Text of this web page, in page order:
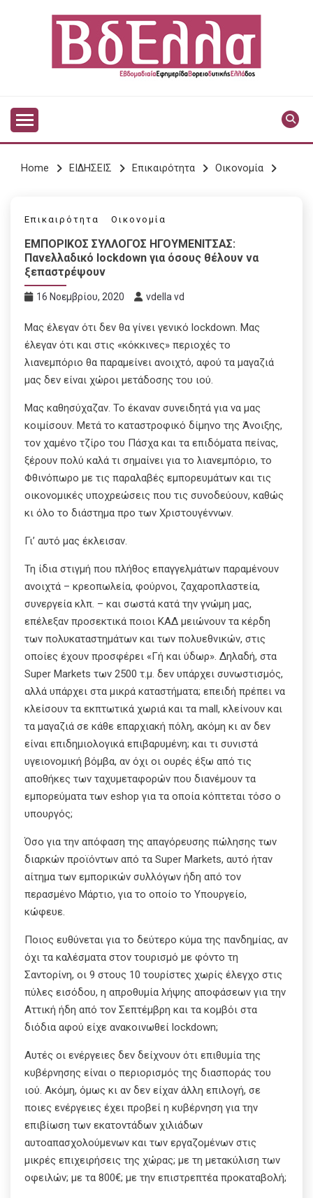
VDELLA
Home ΕΙΔΗΣΕΙΣ Επικαιρότητα Οικονομία
Επικαιρότητα Οικονομία
ΕΜΠΟΡΙΚΟΣ ΣΥΛΛΟΓΟΣ ΗΓΟΥΜΕΝΙΤΣΑΣ:
Πανελλαδικό lockdown για όσους θέλουν να
ξεπαστρέψουν
16 Νοεμβρίου, 2020 vdella vd
Μας έλεγαν ότι δεν θα γίνει γενικό lockdown. Μας
έλεγαν ότι και στις «κόκκινες» περιοχές το
λιανεμπόριο θα παραμείνει ανοιχτό, αφού τα μαγαζιά
μας δεν είναι χώροι μετάδοσης του ιού.
Μας καθησύχαζαν. Το έκαναν συνειδητά για να μας
κοιμίσουν. Μετά το καταστροφικό δίμηνο της Άνοιξης,
τον χαμένο τζίρο του Πάσχα και τα επιδόματα πείνας,
ξέρουν πολύ καλά τι σημαίνει για το λιανεμπόριο, το
Φθινόπωρο με τις παραλαβές εμπορευμάτων και τις
οικονομικές υποχρεώσεις που τις συνοδεύουν, καθώς
κι όλο το διάστημα προ των Χριστουγέννων.
Γι’ αυτό μας έκλεισαν.
Τη ίδια στιγμή που πλήθος επαγγελμάτων παραμένουν
ανοιχτά – κρεοπωλεία, φούρνοι, ζαχαροπλαστεία,
συνεργεία κλπ. – και σωστά κατά την γνώμη μας,
επέλεξαν προσεκτικά ποιοι ΚΑΔ μειώνουν τα κέρδη
των πολυκαταστημάτων και των πολυεθνικών, στις
οποίες έχουν προσφέρει «Γή και ύδωρ». Δηλαδή, στα
Super Markets των 2500 τ.μ. δεν υπάρχει συνωστισμός,
αλλά υπάρχει στα μικρά καταστήματα; επειδή πρέπει να
κλείσουν τα εκπτωτικά χωριά και τα mall, κλείνουν και
τα μαγαζιά σε κάθε επαρχιακή πόλη, ακόμη κι αν δεν
είναι επιδημιολογικά επιβαρυμένη; και τι συνιστά
υγειονομική βόμβα, αν όχι οι ουρές έξω από τις
αποθήκες των ταχυμεταφορών που διανέμουν τα
εμπορεύματα των eshop για τα οποία κόπτεται τόσο ο
υπουργός;
Όσο για την απόφαση της απαγόρευσης πώλησης των
διαρκών προϊόντων από τα Super Markets, αυτό ήταν
αίτημα των εμπορικών συλλόγων ήδη από τον
περασμένο Μάρτιο, για το οποίο το Υπουργείο,
κώφευε.
Ποιος ευθύνεται για το δεύτερο κύμα της πανδημίας, αν
όχι τα καλέσματα στον τουρισμό με φόντο τη
Σαντορίνη, οι 9 στους 10 τουρίστες χωρίς έλεγχο στις
πύλες εισόδου, η απροθυμία λήψης αποφάσεων για την
Αττική ήδη από τον Σεπτέμβρη και τα κομβόι στα
διόδια αφού είχε ανακοινωθεί lockdown;
Αυτές οι ενέργειες δεν δείχνουν ότι επιθυμία της
κυβέρνησης είναι ο περιορισμός της διασποράς του
ιού. Ακόμη, όμως κι αν δεν είχαν άλλη επιλογή, σε
ποιες ενέργειες έχει προβεί η κυβέρνηση για την
επιβίωση των εκατοντάδων χιλιάδων
αυτοαπασχολούμενων και των εργαζομένων στις
μικρές επιχειρήσεις της χώρας; με τη μετακύλιση των
οφειλών; με τα 800€; με την επιστρεπτέα προκαταβολή;